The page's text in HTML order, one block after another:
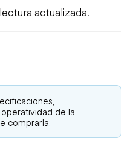
actualizada.
de la
comprarla.